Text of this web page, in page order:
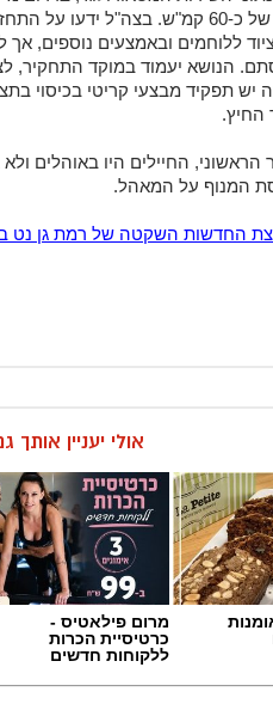
רוח במהירות של כ-60 קמ"ש. בצה"ל
ללוחמים ובאמצעים נוספים,
הנושא יעמוד במוקד התחקיר,
יש תפקיד מבצעי קריטי בכיסוי
החיץ.
הראשוני, החיילים היו באוהלים
המנוף על המאהל.
אולי יעניין אותך
מרום פילאטיס -
כרטיסיית הכרות
ללקוחות חדשים